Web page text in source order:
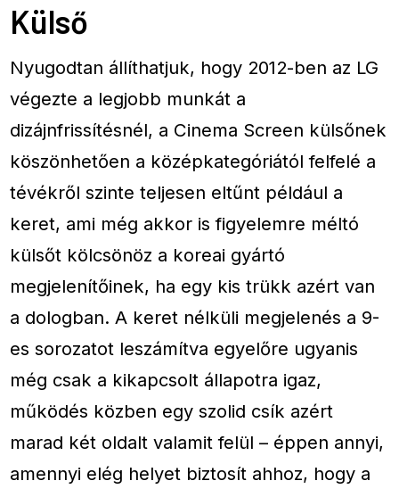
Külső
Nyugodtan állíthatjuk, hogy 2012-ben az LG
végezte a legjobb munkát a
dizájnfrissítésnél, a Cinema Screen külsőnek
köszönhetően a középkategóriától felfelé a
tévékről szinte teljesen eltűnt például a
keret, ami még akkor is figyelemre méltó
külsőt kölcsönöz a koreai gyártó
megjelenítőinek, ha egy kis trükk azért van
a dologban. A keret nélküli megjelenés a 9-
es sorozatot leszámítva egyelőre ugyanis
még csak a kikapcsolt állapotra igaz,
működés közben egy szolid csík azért
marad két oldalt valamit felül – éppen annyi,
amennyi elég helyet biztosít ahhoz, hogy a